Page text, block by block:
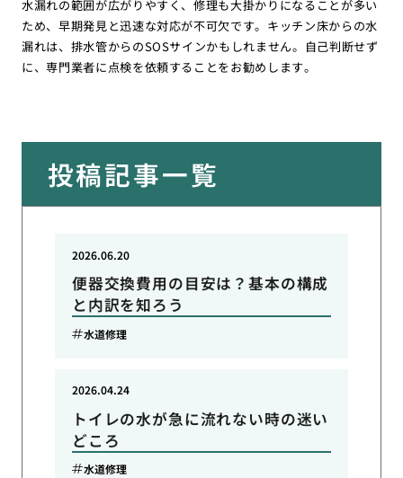
水漏れの範囲が広がりやすく、修理も大掛かりになることが多い
ため、早期発見と迅速な対応が不可欠です。キッチン床からの水
漏れは、排水管からのSOSサインかもしれません。自己判断せず
に、専門業者に点検を依頼することをお勧めします。
投稿記事一覧
便器交換費用の目安は？基本の構成
と内訳を知ろう
2026.06.20
水道修理
トイレの水が急に流れない時の迷い
どころ
2026.04.24
水道修理